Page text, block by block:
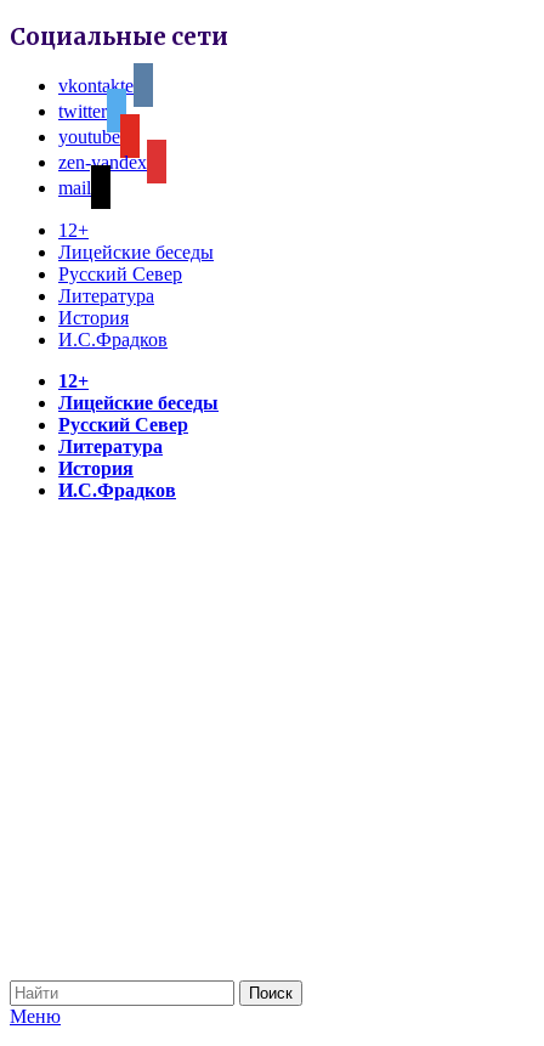
Социальные сети
vkontakte
twitter
youtube
zen-yandex
mail
12+
Лицейские беседы
Русский Север
Литература
История
И.С.Фрадков
12+
Лицейские беседы
Русский Север
Литература
История
И.С.Фрадков
Меню